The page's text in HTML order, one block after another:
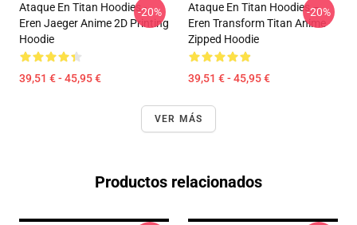
Ataque En Titan Hoodies -
Eren Jaeger Anime 2D Printing
Hoodie
39,51 € - 45,95 €
-20%
Ataque En Titan Hoodies –
Eren Transform Titan Anime
Zipped Hoodie
39,51 € - 45,95 €
-20%
VER MÁS
Productos relacionados